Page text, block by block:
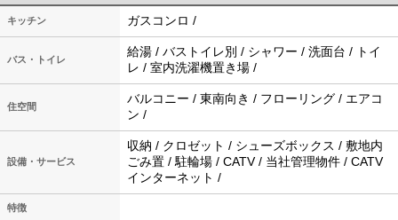
キッチン ガスコンロ /
バス・トイレ
給湯 / バストイレ別 / シャワー / 洗面台 / トイ
レ / 室内洗濯機置き場 /
住空間
バルコニー / 東南向き / フローリング / エアコ
ン /
設備・サービス
収納 / クロゼット / シューズボックス / 敷地内
ごみ置 / 駐輪場 / CATV / 当社管理物件 / CATV
インターネット /
特徴